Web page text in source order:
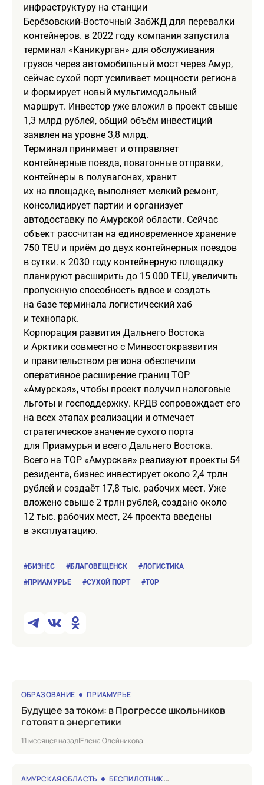
инфраструктуру на станции
Берёзовский‑Восточный ЗабЖД для перевалки
контейнеров. в 2022 году компания запустила
терминал «Каникурган» для обслуживания
грузов через автомобильный мост через Амур,
сейчас сухой порт усиливает мощности региона
и формирует новый мультимодальный
маршрут. Инвестор уже вложил в проект свыше
1,3 млрд рублей, общий объём инвестиций
заявлен на уровне 3,8 млрд.
Терминал принимает и отправляет
контейнерные поезда, повагонные отправки,
контейнеры в полувагонах, хранит
их на площадке, выполняет мелкий ремонт,
консолидирует партии и организует
автодоставку по Амурской области. Сейчас
объект рассчитан на единовременное хранение
750 TEU и приём до двух контейнерных поездов
в сутки. к 2030 году контейнерную площадку
планируют расширить до 15 000 TEU, увеличить
пропускную способность вдвое и создать
на базе терминала логистический хаб
и технопарк.
Корпорация развития Дальнего Востока
и Арктики совместно с Минвостокразвития
и правительством региона обеспечили
оперативное расширение границ ТОР
«Амурская», чтобы проект получил налоговые
льготы и господдержку. КРДВ сопровождает его
на всех этапах реализации и отмечает
стратегическое значение сухого порта
для Приамурья и всего Дальнего Востока.
Всего на ТОР «Амурская» реализуют проекты 54
резидента, бизнес инвестирует около 2,4 трлн
рублей и создаёт 17,8 тыс. рабочих мест. Уже
вложено свыше 2 трлн рублей, создано около
12 тыс. рабочих мест, 24 проекта введены
в эксплуатацию.
#БИЗНЕС #БЛАГОВЕЩЕНСК
#ЛОГИСТИКА
#ПРИАМУРЬЕ
#СУХОЙ ПОРТ #ТОР
ОБРАЗОВАНИЕ ПРИАМУРЬЕ
Будущее за током: в Прогрессе школьников
готовят в энергетики
11 месяцев назад|Елена Олейникова
АМУРСКАЯ ОБЛАСТЬ БЕСПИЛОТНИКИ